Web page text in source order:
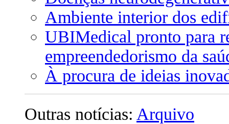
Ambiente interior dos
UBIMedical pronto para
empreendedorismo da
À procura de ideias
Outras notícias: Arquivo